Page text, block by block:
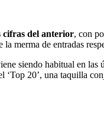
cifras del anterior, con
merma de entradas
siendo habitual en
20’, una taquilla